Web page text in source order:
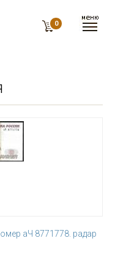
0
аЧ 8771778. радар